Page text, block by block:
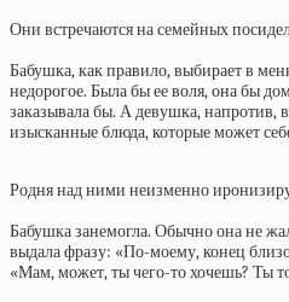
Они встречаются на семейных
Бабушка, как правило, выбирает в
недорогое. Была бы ее воля, она бы
заказывала бы. А девушка, напротив,
изысканные блюда, которые может
Родня над ними неизменно
Бабушка занемогла. Обычно она не
выдала фразу: «По-моему, конец
«Мам, может, ты чего-то хочешь? Ты